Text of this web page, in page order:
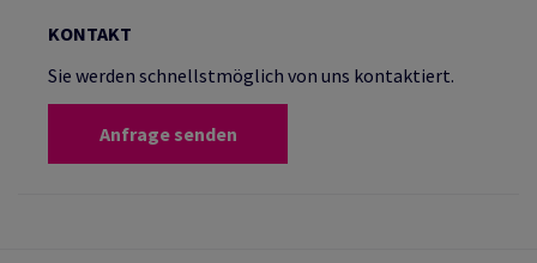
KONTAKT
Sie werden schnellstmöglich von uns kontaktiert.
Anfrage senden